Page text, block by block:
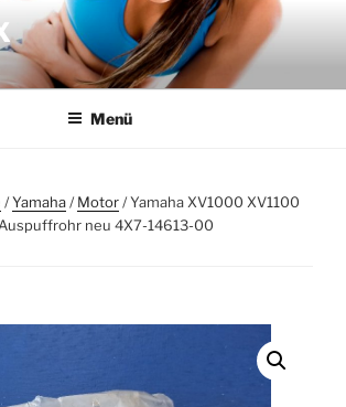
Menü
/Yamaha/Motor/ Yamaha XV1000 XV1100
neu 4X7-14613-00